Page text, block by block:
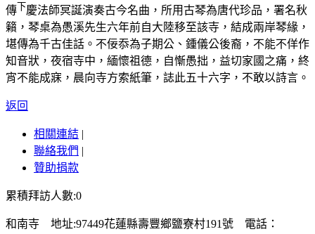
傳 下慶法師冥誕演奏古今名曲，所用古琴為唐代珍品，署名秋
籟，琴桌為愚溪先生六年前自大陸移至該寺，結成兩岸琴緣，
堪傳為千古佳話。不佞忝為子期公、鍾儀公後裔，不能不佯作
知音狀，夜宿寺中，緬懷祖德，自慚愚拙，益切家國之痛，終
宵不能成寐，晨向寺方索紙筆，誌此五十六字，不敢以詩言。
返回
相關連結 |
聯絡我們 |
贊助捐款
累積拜訪人數:0
和南寺 地址:97449花蓮縣壽豐鄉鹽寮村191號 電話：